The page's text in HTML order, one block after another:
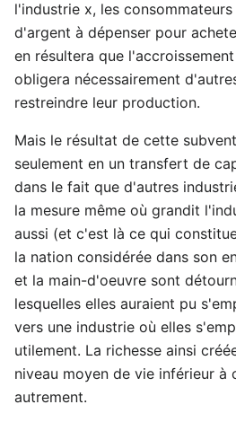
l'industrie x, les
d'argent à dépenser pour
en résultera que
obligera nécessairement
restreindre leur production.
Mais le résultat de cette
seulement en un transfert de
dans le fait que d'autres
la mesure même où grandit
aussi (et c'est là ce qui
la nation considérée dans son
et la main-d'oeuvre sont
lesquelles elles auraient pu
vers une industrie où elles
utilement. La richesse ainsi
niveau moyen de vie inférieur à
autrement.